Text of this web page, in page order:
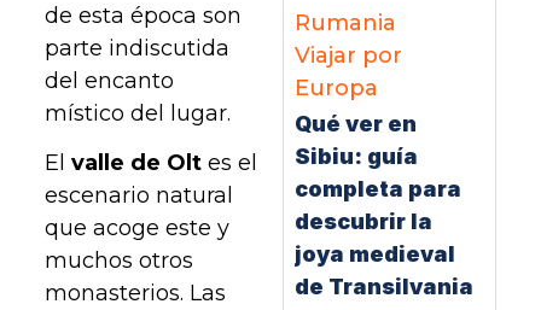
de esta época son
parte indiscutida
del encanto
místico del lugar.
Elvalle de Olt es el
escenario natural
que acoge este y
muchos otros
monasterios. Las
Rumania
Viajar por
Europa
Qué ver en
Sibiu: guía
completa para
descubrir la
joya medieval
de Transilvania